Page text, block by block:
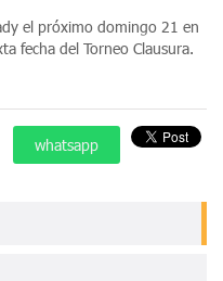
el próximo domingo 21 en
fecha del Torneo Clausura.
whatsapp